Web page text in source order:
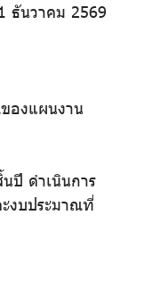
ธันวาคม 2569
องแผนงาน
ปี ดำเนินการ
งบประมาณที่